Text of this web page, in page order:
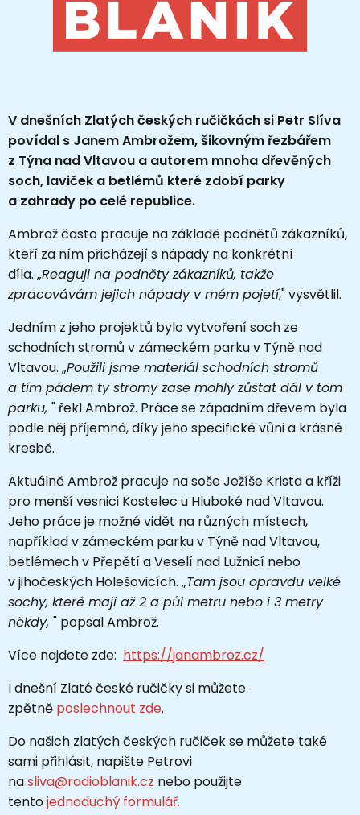
V dnešních Zlatých českých ručičkách si Petr Slíva
povídal s Janem Ambrožem, šikovným řezbářem
z Týna nad Vltavou a autorem mnoha dřevěných
soch, laviček a betlémů které zdobí parky
a zahrady po celé republice.
Ambrož často pracuje na základě podnětů zákazníků,
kteří za ním přicházejí s nápady na konkrétní
díla. „Reaguji na podněty zákazníků, takže
zpracovávám jejich nápady v mém pojetí," vysvětlil.
Jedním z jeho projektů bylo vytvoření soch ze
schodních stromů v zámeckém parku v Týně nad
Vltavou. „Použili jsme materiál schodních stromů
a tím pádem ty stromy zase mohly zůstat dál v tom
parku, " řekl Ambrož. Práce se západním dřevem byla
podle něj příjemná, díky jeho specifické vůni a krásné
kresbě.
Aktuálně Ambrož pracuje na soše Ježíše Krista a kříži
pro menší vesnici Kostelec u Hluboké nad Vltavou.
Jeho práce je možné vidět na různých místech,
například v zámeckém parku v Týně nad Vltavou,
betlémech v Přepětí a Veselí nad Lužnicí nebo
v jihočeských Holešovicích. „Tam jsou opravdu velké
sochy, které mají až 2 a půl metru nebo i 3 metry
někdy, " popsal Ambrož.
Více najdete zde: https://janambroz.cz/
I dnešní Zlaté české ručičky si můžete
zpětně poslechnout zde.
Do našich zlatých českých ručiček se můžete také
sami přihlásit, napište Petrovi
nasliva@radioblanik.cz nebo použijte
tentojednoduchý formulář.